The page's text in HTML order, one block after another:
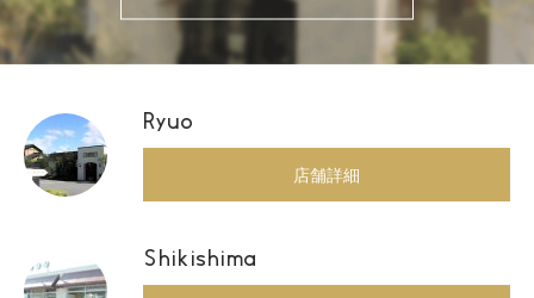
Ryuo
店舗詳細
Shikishima